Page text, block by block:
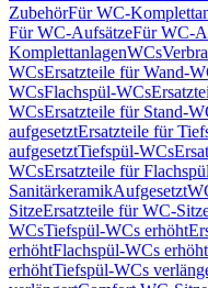
ZubehörFür WC-
Für WC-AufsätzeFür WC-
KomplettanlagenWCs
WCsErsatzteile für Wand-
WCsFlachspül-WCs
WCsErsatzteile für Stand-
aufgesetztErsatzteile für
aufgesetztTiefspül-WCs
WCsErsatzteile für
SanitärkeramikAufgesetzt
SitzeErsatzteile für WC-
WCsTiefspül-WCs erhöht
erhöhtFlachspül-WCs erhöht
erhöhtTiefspül-WCs